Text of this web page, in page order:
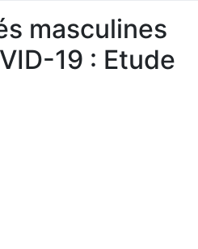
masculines
19 : Etude